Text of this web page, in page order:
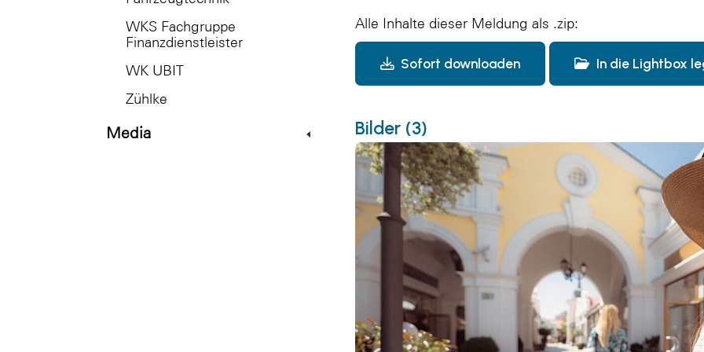
WKS Fachgruppe
Finanzdienstleister
WK UBIT
Zühlke
Media
Alle Inhalte dieser Meldung als .zip:
Sofort downloaden In die Lightbox
Bilder (3)